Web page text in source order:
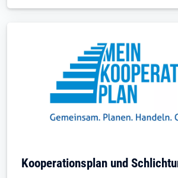
Kooperationsplan und